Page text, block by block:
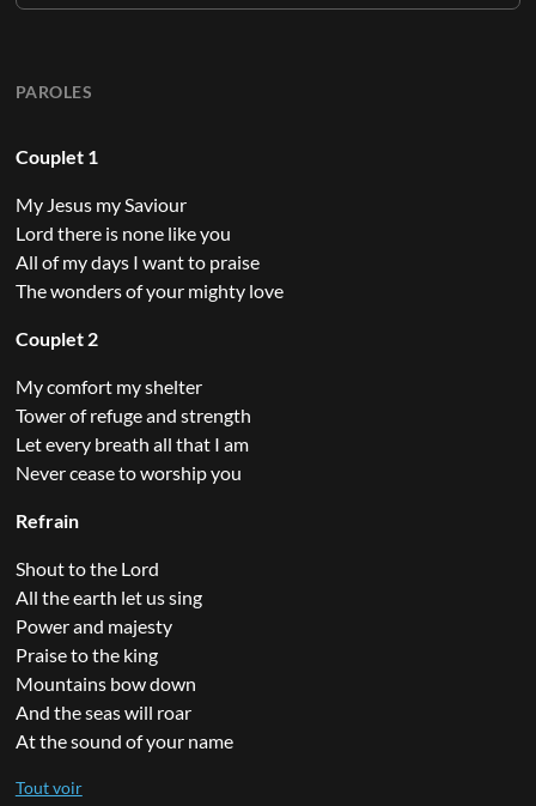
PAROLES
Couplet 1
My Jesus my Saviour
Lord there is none like you
All of my days I want to praise
The wonders of your mighty love
Couplet 2
My comfort my shelter
Tower of refuge and strength
Let every breath all that I am
Never cease to worship you
Refrain
Shout to the Lord
All the earth let us sing
Power and majesty
Praise to the king
Mountains bow down
And the seas will roar
At the sound of your name